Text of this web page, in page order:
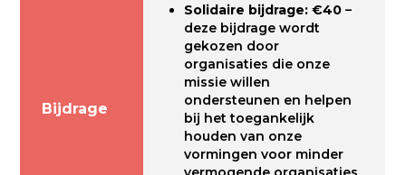
Bijdrage
Solidaire bijdrage: €40 –
deze bijdrage wordt
gekozen door
organisaties die onze
missie willen
ondersteunen en helpen
bij het toegankelijk
houden van onze
vormingen voor minder